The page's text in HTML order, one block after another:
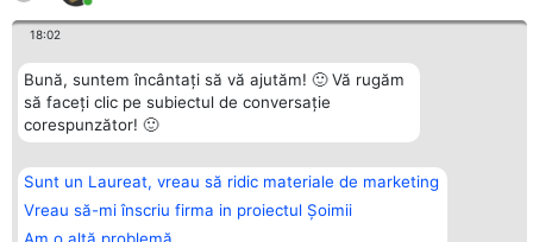
18:02
Bună, suntem încântați să vă ajutăm! 🙂 Vă rugăm
să faceți clic pe subiectul de conversație
corespunzător! 🙂
Sunt un Laureat, vreau să ridic materiale de marketing
Vreau să-mi înscriu firma in proiectul Șoimii
8.7
Organizator Ranking
BRIGHT SOLUTIONS BR SRL
Aleea Timisul De Sus 2 Bl. A30
București
CUI 36737675
tel: +40 770 990 492
Plebiscyt
Reguli
Statut
Politica de
confidențialitate